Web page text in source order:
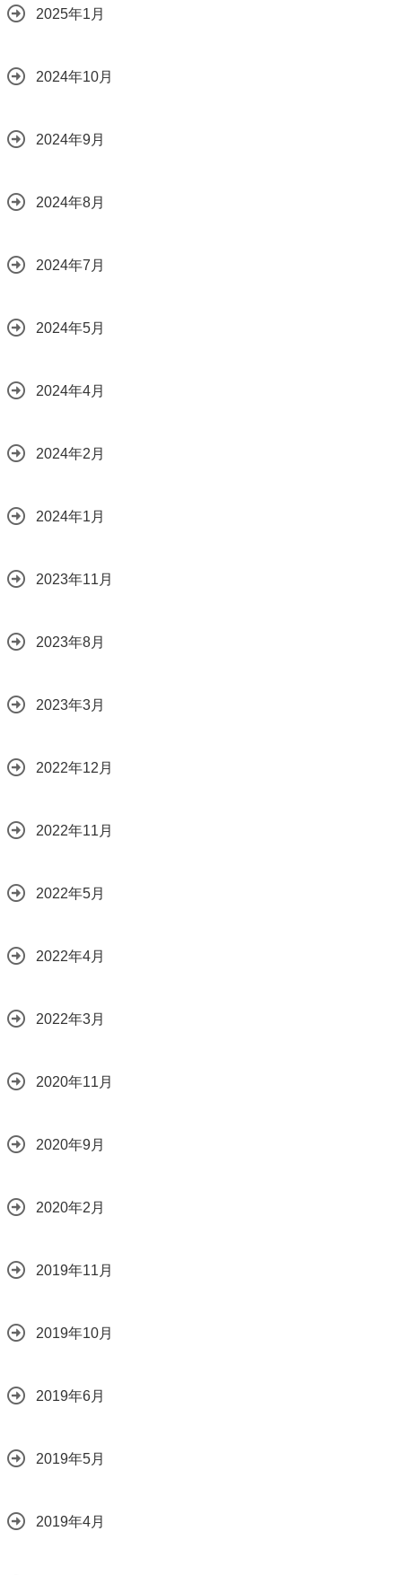
2025年1月
2024年10月
2024年9月
2024年8月
2024年7月
2024年5月
2024年4月
2024年2月
2024年1月
2023年11月
2023年8月
2023年3月
2022年12月
2022年11月
2022年5月
2022年4月
2022年3月
2020年11月
2020年9月
2020年2月
2019年11月
2019年10月
2019年6月
2019年5月
2019年4月